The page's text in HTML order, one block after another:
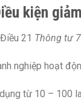
kiện
21 Thông tư
nghiệp hoạt
từ 10 – 100